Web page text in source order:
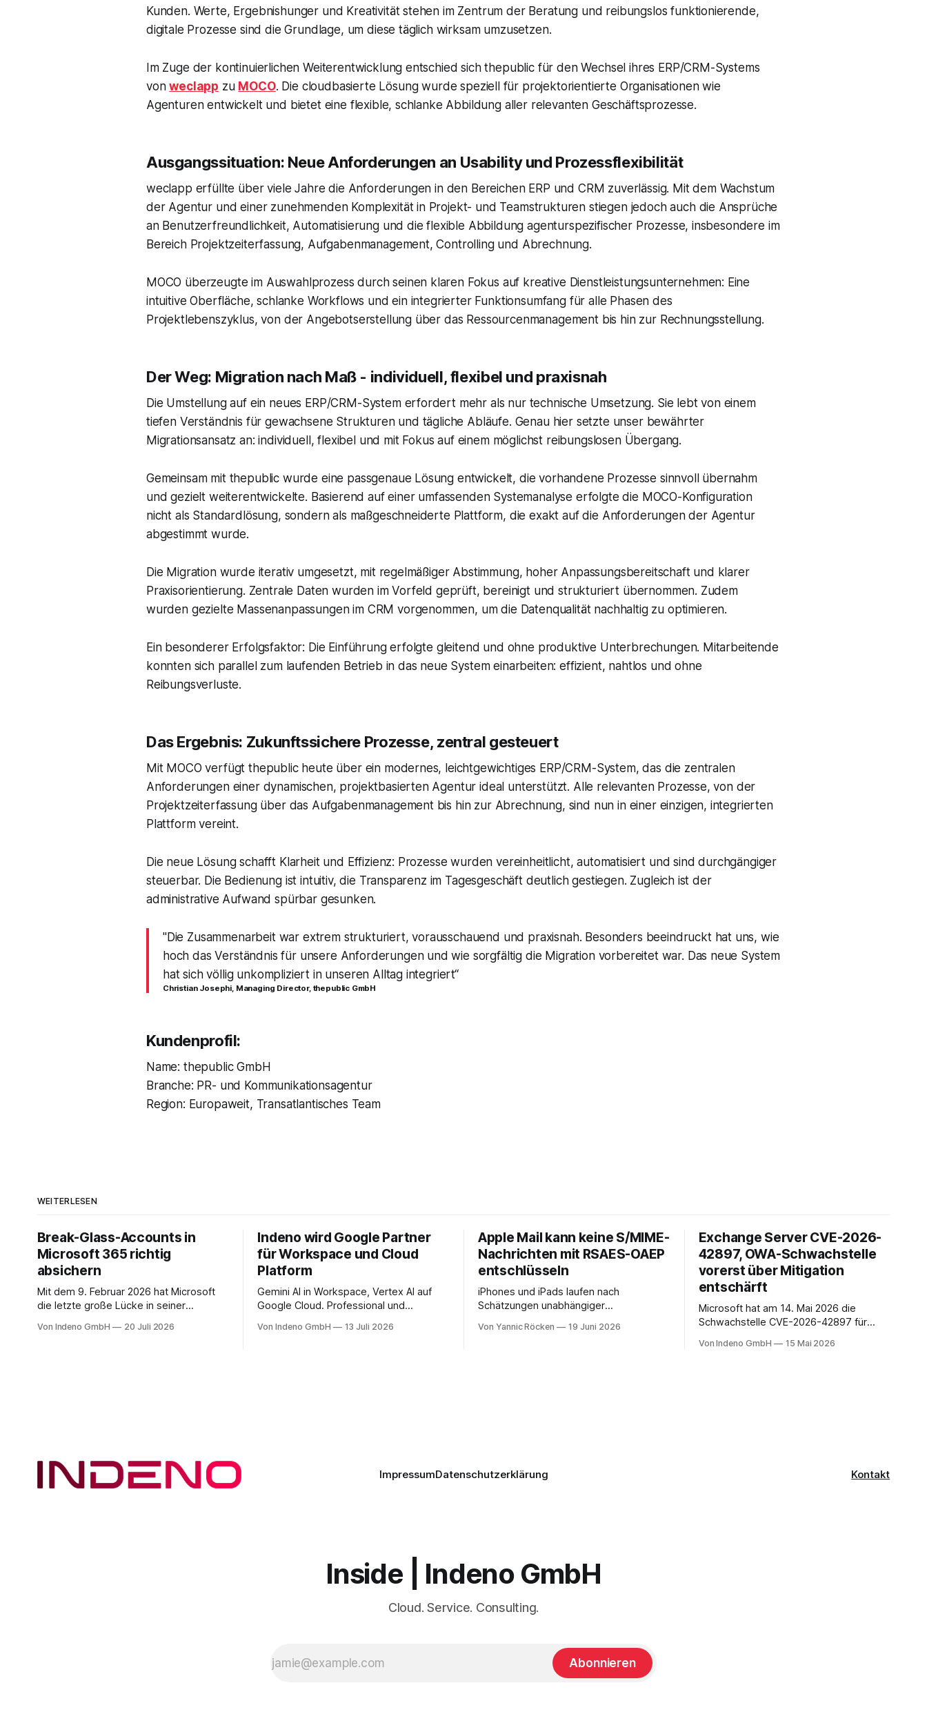
Kunden. Werte, Ergebnishunger und Kreativität stehen im Zentrum der Beratung und reibungslos funktionierende,
digitale Prozesse sind die Grundlage, um diese täglich wirksam umzusetzen.
Im Zuge der kontinuierlichen Weiterentwicklung entschied sich thepublic für den Wechsel ihres ERP/CRM-Systems
vonweclapp zu MOCO. Die cloudbasierte Lösung wurde speziell für projektorientierte Organisationen wie
Agenturen entwickelt und bietet eine flexible, schlanke Abbildung aller relevanten Geschäftsprozesse.
Ausgangssituation: Neue Anforderungen an Usability und Prozessflexibilität
weclapp erfüllte über viele Jahre die Anforderungen in den Bereichen ERP und CRM zuverlässig. Mit dem Wachstum
der Agentur und einer zunehmenden Komplexität in Projekt- und Teamstrukturen stiegen jedoch auch die Ansprüche
an Benutzerfreundlichkeit, Automatisierung und die flexible Abbildung agenturspezifischer Prozesse, insbesondere im
Bereich Projektzeiterfassung, Aufgabenmanagement, Controlling und Abrechnung.
MOCO überzeugte im Auswahlprozess durch seinen klaren Fokus auf kreative Dienstleistungsunternehmen: Eine
intuitive Oberfläche, schlanke Workflows und ein integrierter Funktionsumfang für alle Phasen des
Projektlebenszyklus, von der Angebotserstellung über das Ressourcenmanagement bis hin zur Rechnungsstellung.
Der Weg: Migration nach Maß - individuell, flexibel und praxisnah
Die Umstellung auf ein neues ERP/CRM-System erfordert mehr als nur technische Umsetzung. Sie lebt von einem
tiefen Verständnis für gewachsene Strukturen und tägliche Abläufe. Genau hier setzte unser bewährter
Migrationsansatz an: individuell, flexibel und mit Fokus auf einem möglichst reibungslosen Übergang.
Gemeinsam mit thepublic wurde eine passgenaue Lösung entwickelt, die vorhandene Prozesse sinnvoll übernahm
und gezielt weiterentwickelte. Basierend auf einer umfassenden Systemanalyse erfolgte die MOCO-Konfiguration
nicht als Standardlösung, sondern als maßgeschneiderte Plattform, die exakt auf die Anforderungen der Agentur
abgestimmt wurde.
Die Migration wurde iterativ umgesetzt, mit regelmäßiger Abstimmung, hoher Anpassungsbereitschaft und klarer
Praxisorientierung. Zentrale Daten wurden im Vorfeld geprüft, bereinigt und strukturiert übernommen. Zudem
wurden gezielte Massenanpassungen im CRM vorgenommen, um die Datenqualität nachhaltig zu optimieren.
Ein besonderer Erfolgsfaktor: Die Einführung erfolgte gleitend und ohne produktive Unterbrechungen. Mitarbeitende
konnten sich parallel zum laufenden Betrieb in das neue System einarbeiten: effizient, nahtlos und ohne
Reibungsverluste.
Das Ergebnis: Zukunftssichere Prozesse, zentral gesteuert
Mit MOCO verfügt thepublic heute über ein modernes, leichtgewichtiges ERP/CRM-System, das die zentralen
Anforderungen einer dynamischen, projektbasierten Agentur ideal unterstützt. Alle relevanten Prozesse, von der
Projektzeiterfassung über das Aufgabenmanagement bis hin zur Abrechnung, sind nun in einer einzigen, integrierten
Plattform vereint.
Die neue Lösung schafft Klarheit und Effizienz: Prozesse wurden vereinheitlicht, automatisiert und sind durchgängiger
steuerbar. Die Bedienung ist intuitiv, die Transparenz im Tagesgeschäft deutlich gestiegen. Zugleich ist der
administrative Aufwand spürbar gesunken.
"Die Zusammenarbeit war extrem strukturiert, vorausschauend und praxisnah. Besonders beeindruckt hat uns, wie
hoch das Verständnis für unsere Anforderungen und wie sorgfältig die Migration vorbereitet war. Das neue System
hat sich völlig unkompliziert in unseren Alltag integriert“
Christian Josephi, Managing Director, thepublic GmbH
Kundenprofil:
Name: thepublic GmbH
Branche: PR- und Kommunikationsagentur
Region: Europaweit, Transatlantisches Team
WEITERLESEN
Break-Glass-Accounts in
Microsoft 365 richtig
absichern
Mit dem 9. Februar 2026 hat Microsoft
die letzte große Lücke in seiner
geschlossen. Seit diesem Datum muss
Von Indeno GmbH 20 Juli 2026
Indeno wird Google Partner
für Workspace und Cloud
Platform
Gemini AI in Workspace, Vertex AI auf
Google Cloud. Professional und
Backup und Migration-as-a-Service für
Von Indeno GmbH 13 Juli 2026
Apple Mail kann keine S/MIME-
Nachrichten mit RSAES-OAEP
entschlüsseln
iPhones und iPads laufen nach
Schätzungen unabhängiger
Milliarden aktiven Geräten. Nach unserer
Von Yannic Röcken 19 Juni 2026
Exchange Server CVE-2026-
42897, OWA-Schwachstelle
vorerst über Mitigation
entschärft
Microsoft hat am 14. Mai 2026 die
Schwachstelle CVE-2026-42897 für
Sie liegt im Outlook-Web-Access-Stack
Von Indeno GmbH 15 Mai 2026
ImpressumDatenschutzerklärung Kontakt
Inside | Indeno GmbH
Cloud. Service. Consulting.
Abonnieren